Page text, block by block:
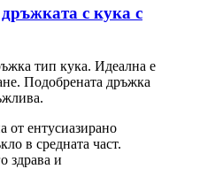
с кука с
тип кука. Идеална е
Подобрената дръжка
от ентусиазирано
в средната част.
здрава и